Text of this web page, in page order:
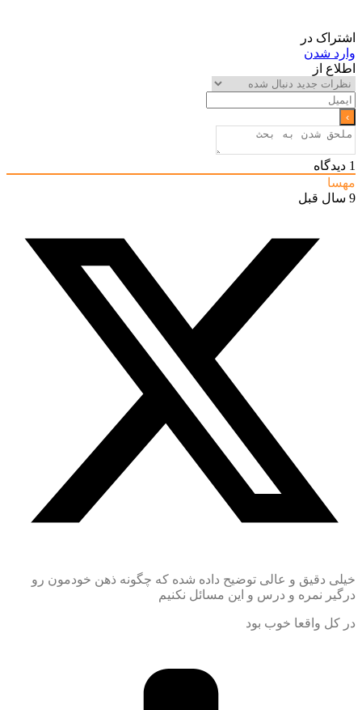
اشتراک در
وارد شدن
اطلاع از
1 دیدگاه
مهسا
9 سال قبل
خیلی دقیق و عالی توضیح داده شده که چگونه ذهن خودمون رو
درگیر نمره و درس و این مسائل نکنیم
در کل واقعا خوب بود